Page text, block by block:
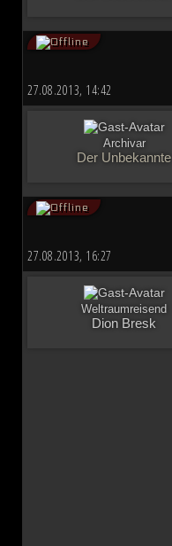
27.08.2013, 14:42
Archivar
Der Unbekannte
27.08.2013, 16:27
Weltraumreisend
Dion Bresk